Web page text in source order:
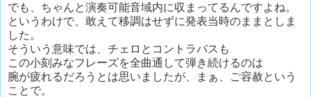
でも、ちゃんと演奏可能音域内に収まってるんですよね。
というわけで、敢えて移調はせずに発表当時のままとしま
した。
そういう意味では、チェロとコントラバスも
この小刻みなフレーズを全曲通して弾き続けるのは
腕が疲れるだろうとは思いましたが、まぁ、ご容赦という
ことで。